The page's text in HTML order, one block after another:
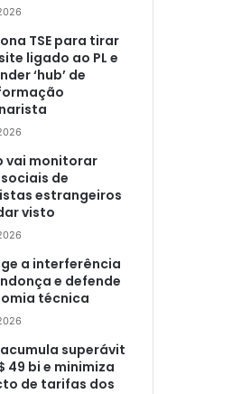
TSE para tirar
ligado ao PL e
‘hub’ de
vai monitorar
de
estrangeiros
visto
a interferência
e defende
técnica
superávit
49 bi e minimiza
de tarifas dos